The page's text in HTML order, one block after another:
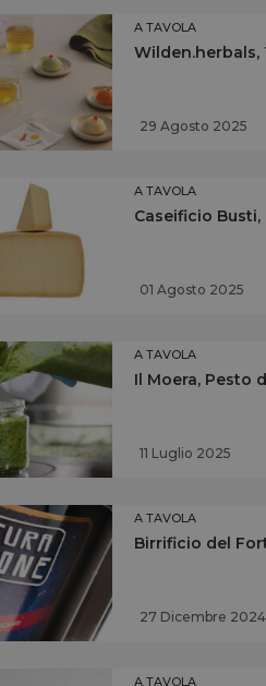
A TAVOLA
29 Agosto 2025
A TAVOLA
Caseificio
01 Agosto 2025
A TAVOLA
Il Moera, Pesto
11 Luglio 2025
A TAVOLA
Birrificio del
27 Dicembre 2024
A TAVOLA